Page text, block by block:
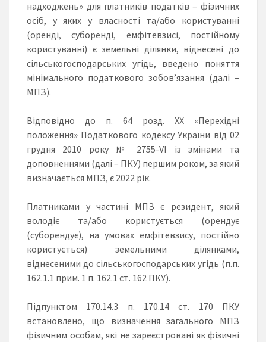
надходжень» для платників податків – фізичних
осіб, у яких у власності та/або користуванні
(оренді, суборенді, емфітевзисі, постійному
користуванні) є земельні ділянки, віднесені до
сільськогосподарських угідь, введено поняття
мінімального податкового зобов’язання (далі –
МПЗ).
Відповідно до п. 64 розд. ХХ «Перехідні
положення» Податкового кодексу України від 02
грудня 2010 року № 2755-VI із змінами та
доповненнями (далі – ПКУ) першим роком, за який
визначається МПЗ, є 2022 рік.
Платниками у частині МПЗ є резидент, який
володіє та/або користується (орендує
(суборендує), на умовах емфітевзису, постійно
користується) земельними ділянками,
віднесеними до сільськогосподарських угідь (п.п.
162.1.1 прим. 1 п. 162.1 ст. 162 ПКУ).
Підпунктом 170.14.3 п. 170.14 ст. 170 ПКУ
встановлено, що визначення загального МПЗ
фізичним особам, які не зареєстровані як фізичні